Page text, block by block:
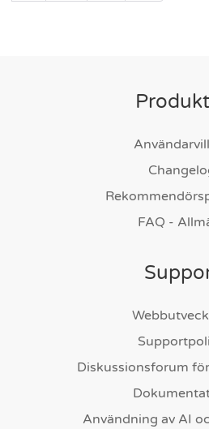
FAQ -
Diskussionsforum
Användning av AI